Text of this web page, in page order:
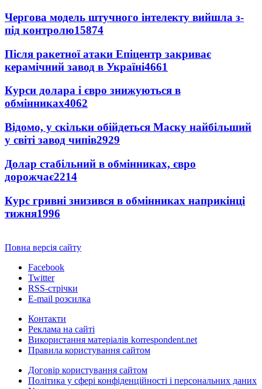
Чергова модель штучного інтелекту вийшла з-
під контролю15874
Після ракетної атаки Епіцентр закриває
керамічний завод в Україні4661
Курси долара і євро знижуються в
обмінниках4062
Відомо, у скільки обійдеться Маску найбільший
у світі завод чипів2929
Долар стабільний в обмінниках, євро
дорожчає2214
Курс гривні знизився в обмінниках наприкінці
тижня1996
Повна версія сайту
Facebook
Twitter
RSS-стрічки
E-mail розсилка
Контакти
Реклама на сайті
Використання матеріалів korrespondent.net
Правила користування сайтом
Договір користування сайтом
Політика у сфері конфіденційності і персональних даних